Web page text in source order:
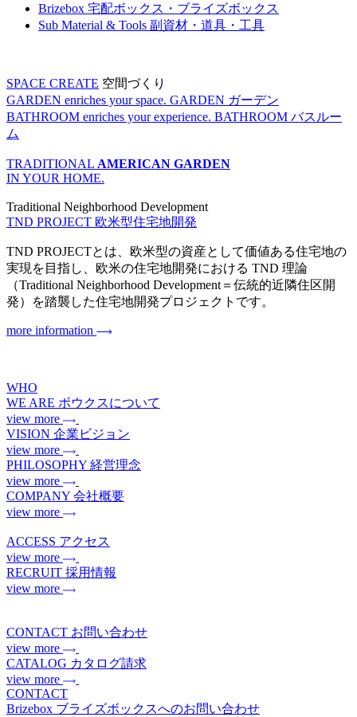
Brizebox 宅配ボックス・ブライズボックス
Sub Material & Tools 副資材・道具・工具
SPACE CREATE 空間づくり
GARDEN enriches your space. GARDEN ガーデン
BATHROOM enriches your experience. BATHROOM バスルー
ム
TRADITIONAL AMERICAN GARDEN
IN YOUR HOME.
Traditional Neighborhood Development
TND PROJECT 欧米型住宅地開発
TND PROJECTとは、欧米型の資産として価値ある住宅地の
実現を目指し、欧米の住宅地開発における TND 理論
（Traditional Neighborhood Development＝伝統的近隣住区開
発）を踏襲した住宅地開発プロジェクトです。
more information
WHO
WE ARE ボウクスについて
view more
VISION 企業ビジョン
view more
PHILOSOPHY 経営理念
view more
COMPANY 会社概要
view more
ACCESS アクセス
view more
RECRUIT 採用情報
view more
CONTACT お問い合わせ
view more
CATALOG カタログ請求
view more
CONTACT
Brizebox ブライズボックスへのお問い合わせ